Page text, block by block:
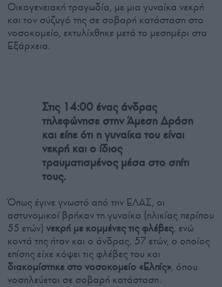
Οικογενειακή τραγωδία, με μια γυναίκα νεκρή
και τον σύζυγό της σε σοβαρή κατάσταση στο
νοσοκομείο, εκτυλίχθηκε μετά το μεσημέρι στα
Εξάρχεια.
Στις 14:00 ένας άνδρας
τηλεφώνησε στην Άμεση Δράση
και είπε ότι η γυναίκα του είναι
νεκρή και ο ίδιος
τραυματισμένος μέσα στο σπίτι
τους.
Όπως έγινε γνωστό από την ΕΛΑΣ, οι
αστυνομικοί βρήκαν τη γυναίκα (ηλικίας περίπου
55 ετών) νεκρή με κομμένες τις φλέβες, ενώ
κοντά της ήταν και ο άνδρας, 57 ετών, ο οποίος
επίσης είχε κόψει τις φλέβες του και
διακομίστηκε στο νοσοκομείο «Ελπίς», όπου
νοσηλεύεται σε σοβαρή κατάσταση.